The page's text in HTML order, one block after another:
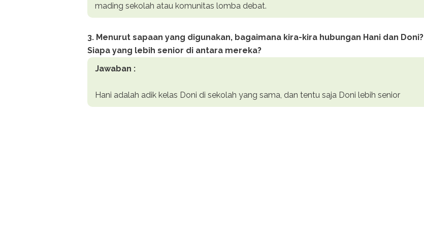
mading sekolah atau komunitas lomba debat.
3. Menurut sapaan yang digunakan, bagaimana kira-kira hubungan Hani dan Doni?
Siapa yang lebih senior di antara mereka?
Jawaban :
Hani adalah adik kelas Doni di sekolah yang sama, dan tentu saja Doni lebih senior